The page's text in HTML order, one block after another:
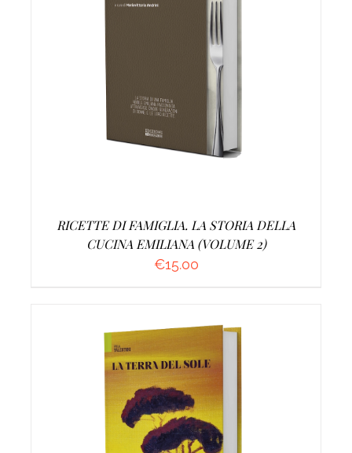
/
RICETTE DI FAMIGLIA. LA STORIA DELLA
CUCINA EMILIANA (VOLUME 2)
€15.00